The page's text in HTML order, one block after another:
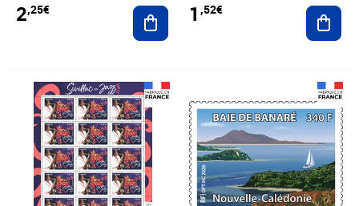
2,25€ Ajouter au panier
1 ,52€
Prix 22,80€